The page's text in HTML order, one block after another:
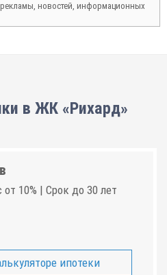
новостей, информационных
в ЖК «Рихард»
10% | Срок до 30 лет
ипотеки